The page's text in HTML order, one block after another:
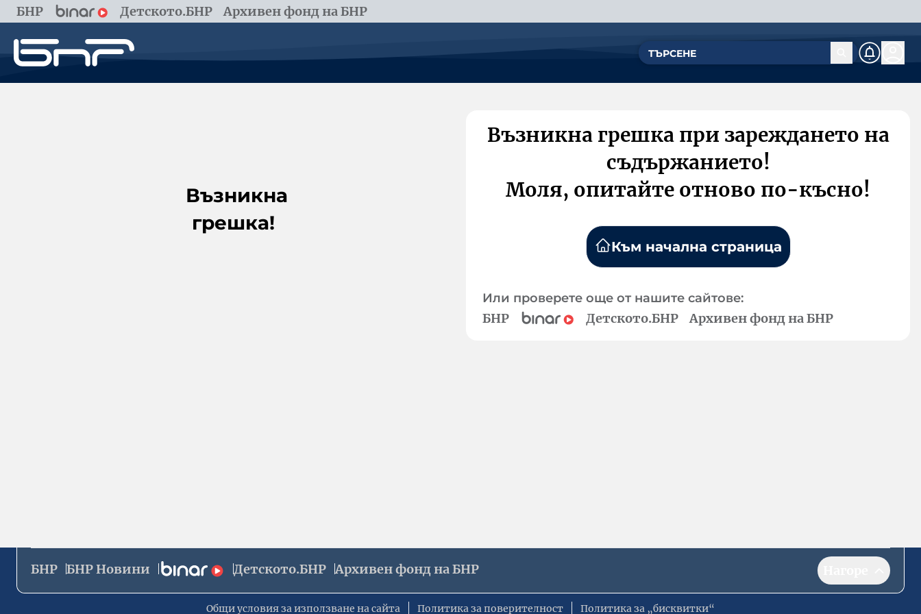
БНР Детското.БНР Архивен фонд на БНР
Възникна
грешка!
Възникна грешка при зареждането на
съдържанието!
Моля, опитайте отново по-късно!
Към начална страница
Или проверете още от нашите сайтове:
БНР Детското.БНР Архивен фонд на БНР
БНР БНР Новини Детското.БНР Архивен фонд на БНР
Общи условия за използване на сайта Политика за поверителност Политика за „бисквитки“